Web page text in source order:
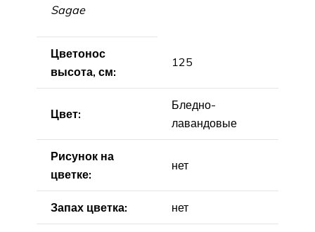
Sagae
Цветонос
высота, см:
125
Цвет:
Бледно-
лавандовые
Рисунок на
цветке:
нет
Запах цветка: нет